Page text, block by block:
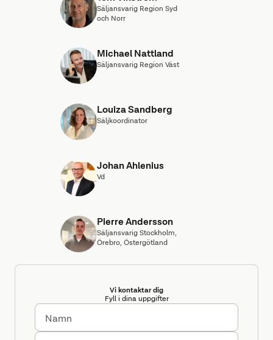
Säljansvarig Region Syd
och Norr
Michael Nattland
Säljansvarig Region Väst
Louiza Sandberg
Säljkoordinator
Johan Ahlenius
Vd
Pierre Andersson
Säljansvarig Stockholm,
Örebro, Östergötland
Vi kontaktar dig
Fyll i dina uppgifter
Namn